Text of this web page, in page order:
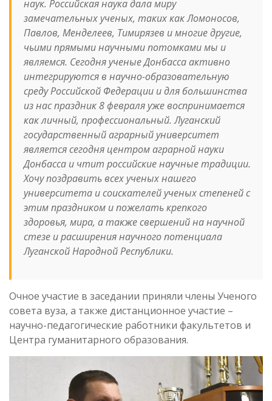
наук. Российская наука дала миру
замечательных ученых, таких как Ломоносов,
Павлов, Менделеев, Тимирязев и многие другие,
чьими прямыми научными потомками мы и
являемся. Сегодня ученые Донбасса активно
интегрируются в научно-образовательную
среду Российской Федерации и для большинства
из нас праздник 8 февраля уже воспринимается
как личный, профессиональный. Луганский
государственный аграрный университет
является сегодня центром аграрной науки
Донбасса и чтит российские научные традиции.
Хочу поздравить всех ученых нашего
университета и соискателей ученых степеней с
этим праздником и пожелать крепкого
здоровья, мира, а также свершений на научной
стезе и расширения научного потенциала
Луганской Народной Республики.
Очное участие в заседании приняли члены Ученого
совета вуза, а также дистанционное участие –
научно-педагогические работники факультетов и
Центра гуманитарного образования.